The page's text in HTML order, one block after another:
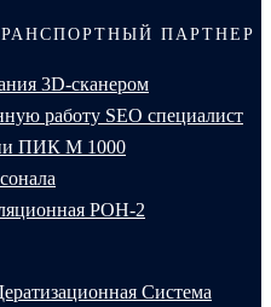
ПАРТНЕР
3D-сканером
работу SEO специалист
ПИК М 1000
РОН-2
Система